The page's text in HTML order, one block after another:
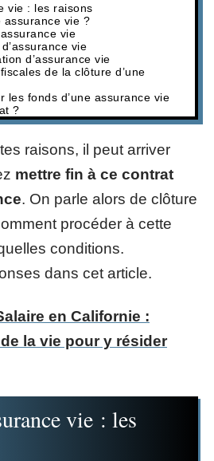
vie : les raisons
assurance vie ?
vie
vie
d’assurance vie
de la clôture d’une
les fonds d’une assurance vie
?
raisons, il peut arriver
mettre fin à ce contrat
. On parle alors de clôture
procéder à cette
conditions.
dans cet article.
en Californie :
la vie pour y résider
vie : les